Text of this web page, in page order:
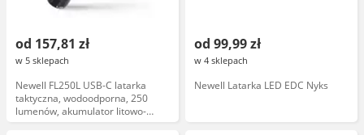
od 157,81 zł
w 5 sklepach
Newell FL250L USB-C latarka
taktyczna, wodoodporna, 250
lumenów, akumulator litowo-
jonowy, zasilanie USB-C
od 99,99 zł
w 4 sklepach
Newell Latarka LED EDC Nyks